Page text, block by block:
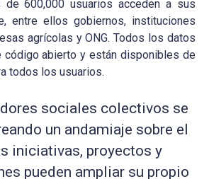
de 600,000 usuarios acceden a sus
entre ellos gobiernos, instituciones
agrícolas y ONG. Todos los datos
abierto y están disponibles de
todos los usuarios.
sociales colectivos se
un andamiaje sobre el
iniciativas, proyectos y
pueden ampliar su propio